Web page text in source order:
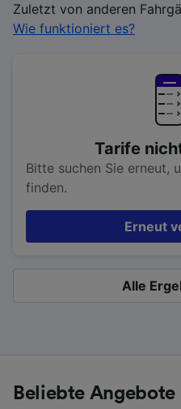
Zuletzt von anderen
Wie funktioniert es?
Tarife
Bitte suchen Sie erneut,
finden.
Erneut
Alle
Beliebte Angebote